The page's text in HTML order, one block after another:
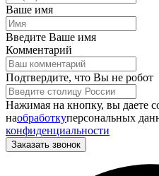
Ваше имя
Введите Ваше имя
Комментарий
Подтвердите, что Вы не робот
Нажимая на кнопку, вы даете
наобработкуперсональных
конфиденциальности
Заказать звонок